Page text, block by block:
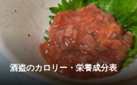
ピザ生地のカロリー・栄養成分表